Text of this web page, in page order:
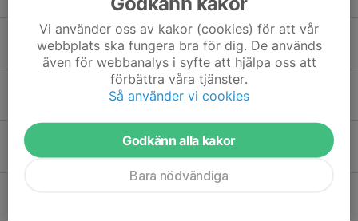
Årsmöteshandlingar
17 feb 2023
Inbjudan till årsmöte
25 jan 2023
Luftvapenträning vårsäsong
1 jan 2023
Vi använder oss av kakor (cookies) för att vår
webbplats ska fungera bra för dig. De används
även för webbanalys i syfte att hjälpa oss att
förbättra våra tjänster.
Så använder vi cookies
Godkänn alla kakor
Bara nödvändiga